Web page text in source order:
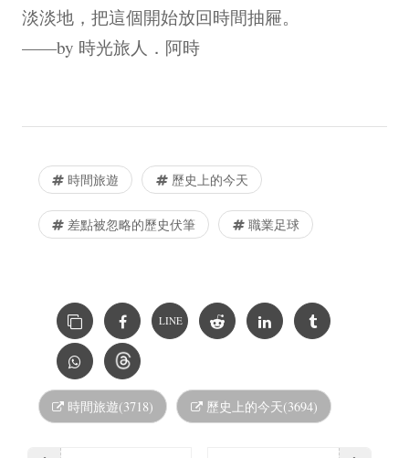
淡淡地，把這個開始放回時間抽屜。
——by 時光旅人．阿時
時間旅遊 歷史上的今天
差點被忽略的歷史伏筆 職業足球
LINE
時間旅遊(3718) 歷史上的今天(3694)